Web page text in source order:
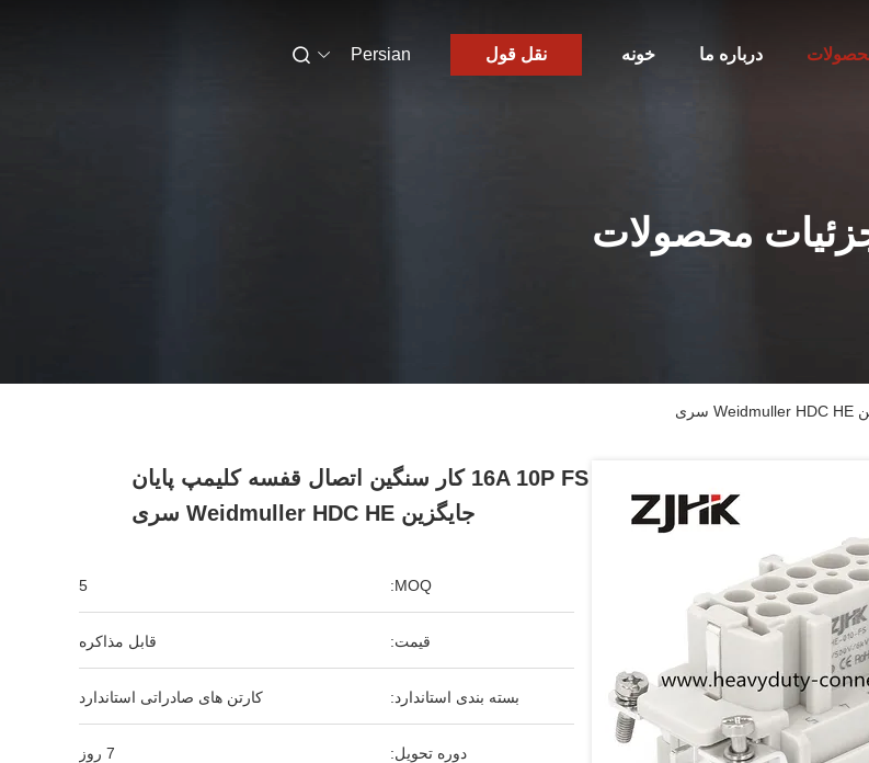
خونه درباره ما نقل قول Persian
محصولات
16A 10P FS کار سنگین اتصال قفسه کلیمپ پایان
جایگزین Weidmuller HDC HE سری
MOQ:
5
قیمت: قابل مذاکره
بسته بندی استاندارد: کارتن های صادراتی استاندارد
دوره تحویل: 7 روز